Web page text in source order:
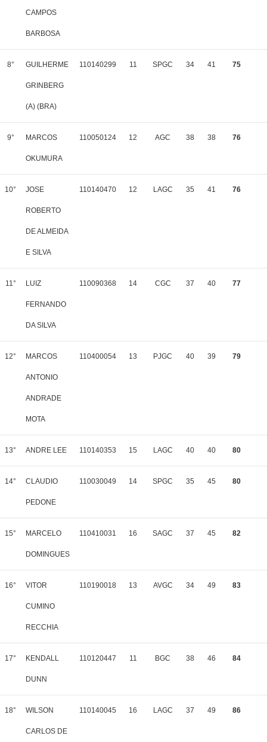
CAMPOS
BARBOSA
8° GUILHERME
GRINBERG
(A) (BRA)
110140299 11 SPGC 34 41 75
9° MARCOS
OKUMURA
110050124 12 AGC 38 38 76
10° JOSE
ROBERTO
DE ALMEIDA
E SILVA
110140470 12 LAGC 35 41 76
11° LUIZ
FERNANDO
DA SILVA
110090368 14 CGC 37 40 77
12° MARCOS
ANTONIO
ANDRADE
MOTA
110400054 13 PJGC 40 39 79
13° ANDRE LEE 110140353 15 LAGC 40 40 80
14° CLAUDIO
PEDONE
110030049 14 SPGC 35 45 80
15° MARCELO
DOMINGUES
110410031 16 SAGC 37 45 82
16° VITOR
CUMINO
RECCHIA
110190018 13 AVGC 34 49 83
17° KENDALL
DUNN
110120447 11 BGC 38 46 84
18° WILSON
CARLOS DE
110140045 16 LAGC 37 49 86